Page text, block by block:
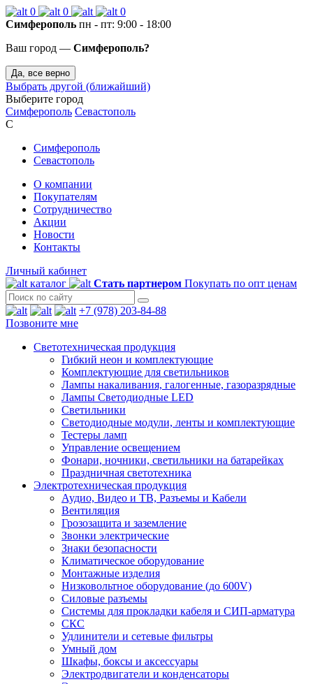
0 0
0
Симферополь пн - пт: 9:00 - 18:00
Ваш город — Симферополь?
Да, все верно
Выбрать другой (ближайший)
Выберите город
Симферополь Севастополь
С
Симферополь
Севастополь
О компании
Покупателям
Сотрудничество
Акции
Новости
Контакты
Личный кабинет
каталог
Стать партнером Покупать по опт ценам
+7 (978) 203-84-88
Позвоните мне
Светотехническая продукция
Гибкий неон и комплектующие
Комплектующие для светильников
Лампы накаливания, галогенные, газоразрядные
Лампы Светодиодные LED
Светильники
Светодиодные модули, ленты и комплектующие
Тестеры ламп
Управление освещением
Фонари, ночники, светильники на батарейках
Праздничная светотехника
Электротехническая продукция
Аудио, Видео и ТВ, Разъемы и Кабели
Вентиляция
Грозозащита и заземление
Звонки электрические
Знаки безопасности
Климатическое оборудование
Монтажные изделия
Низковольтное оборудование (до 600V)
Силовые разъемы
Системы для прокладки кабеля и СИП-арматура
СКС
Удлинители и сетевые фильтры
Умный дом
Шкафы, боксы и аксессуары
Электродвигатели и конденсаторы